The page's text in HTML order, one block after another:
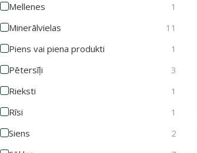
Mellenes
1
Minerālvielas
11
Piens vai piena produkti
1
Pētersīļi
3
Rieksti
1
Rīsi
1
Siens
2